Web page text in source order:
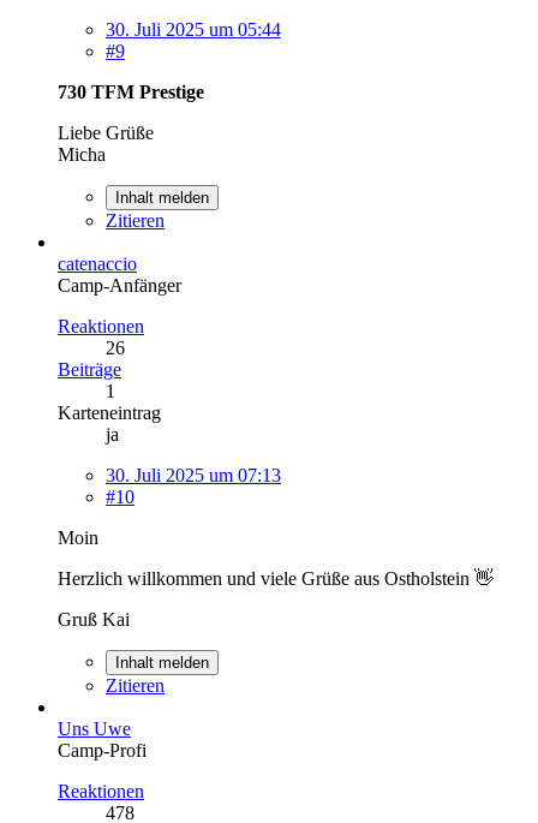
30. Juli 2025 um 05:44
#9
730 TFM Prestige
Liebe Grüße
Micha
Inhalt melden
Zitieren
catenaccio
Camp-Anfänger
Reaktionen
26
Beiträge
1
Karteneintrag
ja
30. Juli 2025 um 07:13
#10
Moin
Herzlich willkommen und viele Grüße aus Ostholstein 👋
Gruß Kai
Inhalt melden
Zitieren
Uns Uwe
Camp-Profi
Reaktionen
478